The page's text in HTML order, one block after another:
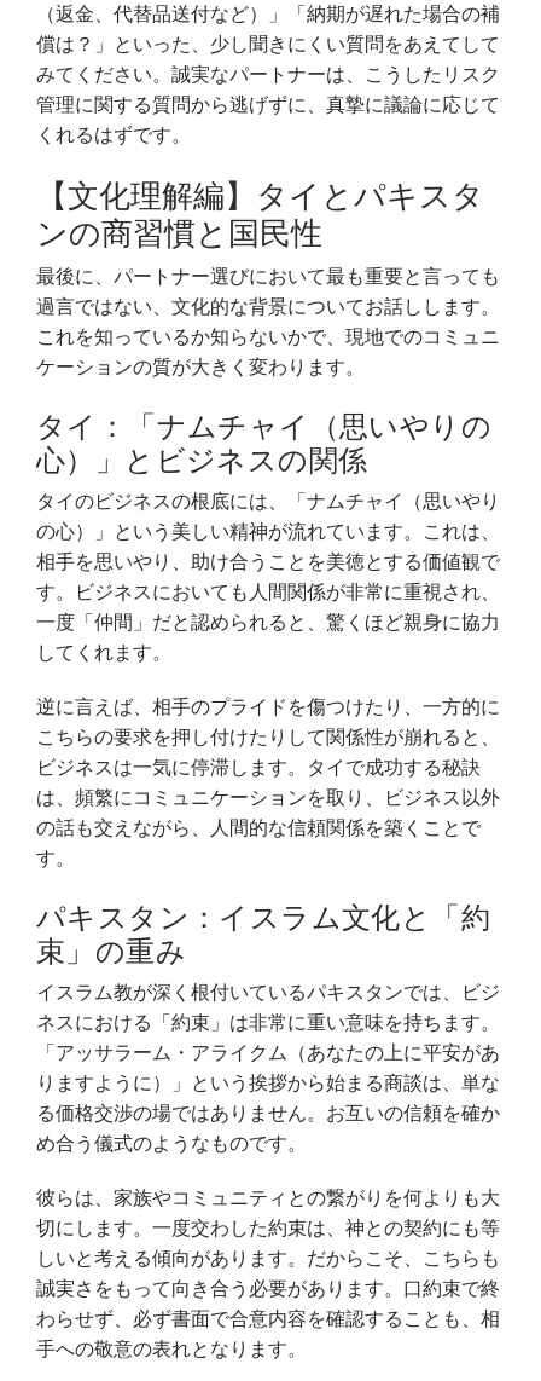
（返金、代替品送付など）」「納期が遅れた場合の補
償は？」といった、少し聞きにくい質問をあえてして
みてください。誠実なパートナーは、こうしたリスク
管理に関する質問から逃げずに、真摯に議論に応じて
くれるはずです。
【文化理解編】タイとパキスタ
ンの商習慣と国民性
最後に、パートナー選びにおいて最も重要と言っても
過言ではない、文化的な背景についてお話しします。
これを知っているか知らないかで、現地でのコミュニ
ケーションの質が大きく変わります。
タイ：「ナムチャイ（思いやりの
心）」とビジネスの関係
タイのビジネスの根底には、「ナムチャイ（思いやり
の心）」という美しい精神が流れています。これは、
相手を思いやり、助け合うことを美徳とする価値観で
す。ビジネスにおいても人間関係が非常に重視され、
一度「仲間」だと認められると、驚くほど親身に協力
してくれます。
逆に言えば、相手のプライドを傷つけたり、一方的に
こちらの要求を押し付けたりして関係性が崩れると、
ビジネスは一気に停滞します。タイで成功する秘訣
は、頻繁にコミュニケーションを取り、ビジネス以外
の話も交えながら、人間的な信頼関係を築くことで
す。
パキスタン：イスラム文化と「約
束」の重み
イスラム教が深く根付いているパキスタンでは、ビジ
ネスにおける「約束」は非常に重い意味を持ちます。
「アッサラーム・アライクム（あなたの上に平安があ
りますように）」という挨拶から始まる商談は、単な
る価格交渉の場ではありません。お互いの信頼を確か
め合う儀式のようなものです。
彼らは、家族やコミュニティとの繋がりを何よりも大
切にします。一度交わした約束は、神との契約にも等
しいと考える傾向があります。だからこそ、こちらも
誠実さをもって向き合う必要があります。口約束で終
わらせず、必ず書面で合意内容を確認することも、相
手への敬意の表れとなります。